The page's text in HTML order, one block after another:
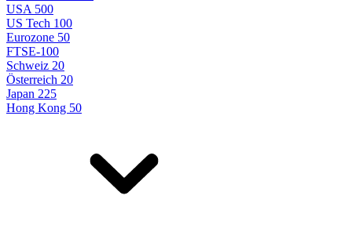
USA 500
US Tech 100
Eurozone 50
FTSE-100
Schweiz 20
Österreich 20
Japan 225
Hong Kong 50